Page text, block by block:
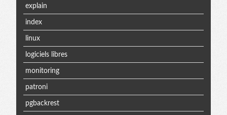
explain
index
linux
logiciels libres
monitoring
patroni
pgbackrest